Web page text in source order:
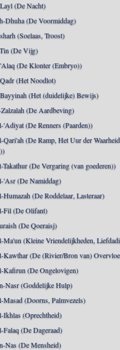
(De Nacht)
Dhuha (De Voormiddag)
(Soelaas, Troost)
(De Vijg)
(De Klonter (Embryo))
(Het Noodlot)
(Het (duidelijke) Bewijs)
(De Aardbeving)
'Adiyat (De Renners (Paarden))
Qari'ah (De Ramp, Het Uur der
Takathur (De Vergaring (van goederen))
'Asr (De Namiddag)
Humazah (De Roddelaar, Lasteraar)
Fil (De Olifant)
(De Qoeraisj)
Ma'un (Kleine Vriendelijkheden,
Kawthar (De (Rivier/Bron van)
Kafirun (De Ongelovigen)
Nasr (Goddelijke Hulp)
Masad (Doorns, Palmvezels)
Ikhlas (Oprechtheid)
Falaq (De Dageraad)
Nas (De Mensheid)